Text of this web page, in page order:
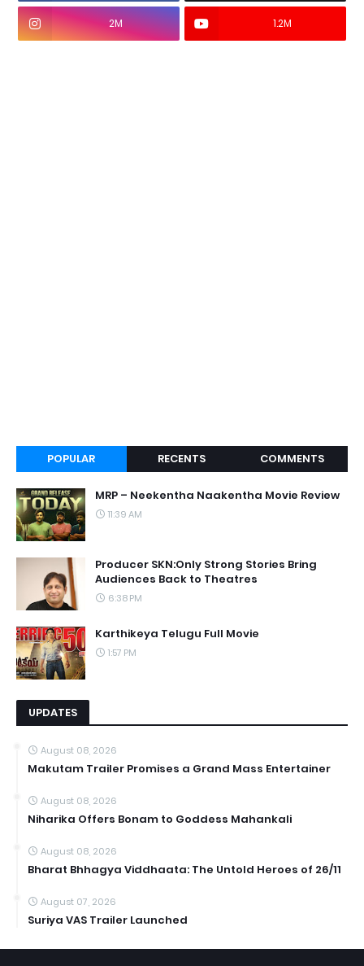
2M 1.2M
POPULAR RECENTS COMMENTS
MRP – Neekentha Naakentha Movie Review
11:39 AM
Producer SKN:Only Strong Stories Bring
Audiences Back to Theatres
6:38 PM
Karthikeya Telugu Full Movie
1:57 PM
UPDATES
August 08, 2026
Makutam Trailer Promises a Grand Mass Entertainer
August 08, 2026
Niharika Offers Bonam to Goddess Mahankali
August 08, 2026
Bharat Bhhagya Viddhaata: The Untold Heroes of 26/11
August 07, 2026
Suriya VAS Trailer Launched